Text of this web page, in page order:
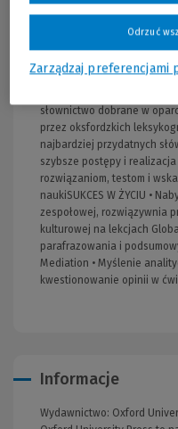
ocenianie i łatwe
ucznia z kluczemSUKCES
matury w całym rozdziale
słownictwo dobrane w
przez oksfordzkich
najbardziej przydatnych
szybsze postępy i
rozwiązaniom, testom i
naukiSUKCES W ŻYCIU •
zespołowej, rozwiązywnia
kulturowej na lekcjach
parafrazowania i
Mediation • Myślenie
kwestionowanie opinii w
Informacje
Wydawnictwo: Oxford
Zarządzaj preferencjami
Odrzuć